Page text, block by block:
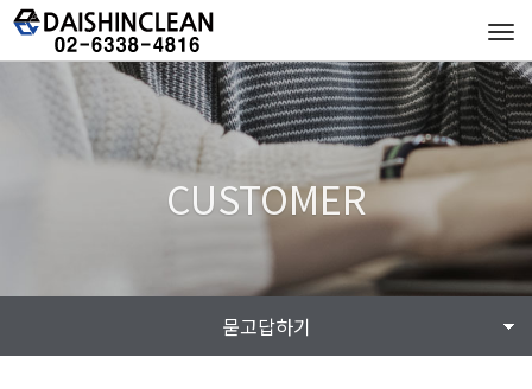
CUSTOMER
묻고답하기